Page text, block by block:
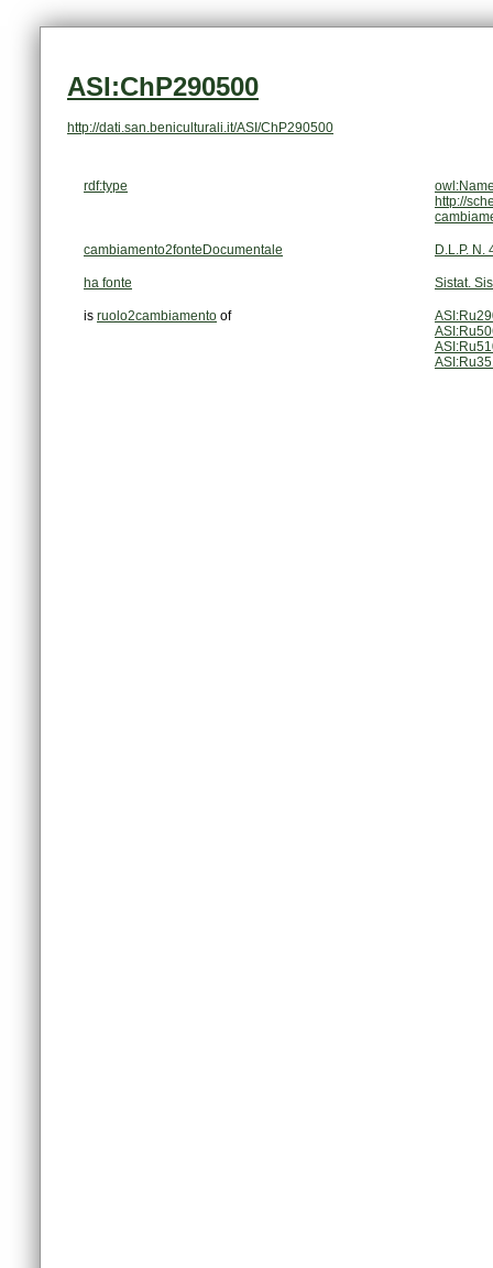
ASI:ChP290500
http://dati.san.beniculturali.it/ASI/ChP290500
rdf:type
http://
cambiamento2fonteDocumentale D.L.P. N.
ha fonte Sistat.
is ruolo2cambiamento of